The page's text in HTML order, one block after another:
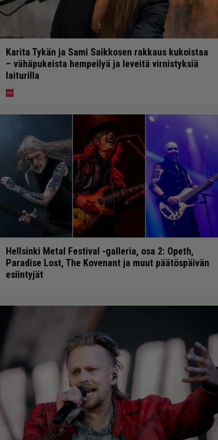
Karita Tykän ja Sami Saikkosen rakkaus kukoistaa
– vähäpukeista hempeilyä ja leveitä virnistyksiä
laiturilla
Hellsinki Metal Festival -galleria, osa 2: Opeth,
Paradise Lost, The Kovenant ja muut päätöspäivän
esiintyjät